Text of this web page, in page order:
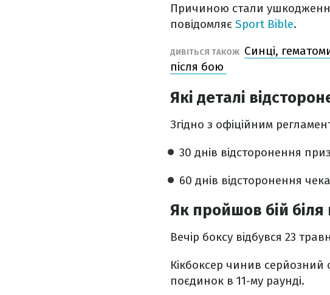
Причиною стали
повідомляє Sport Bible.
ДИВІТЬСЯ ТАКОЖ Синці,
після бою
Які деталі
Згідно з офіційним
30 днів відсторонення
60 днів відсторонення
Як пройшов бій біля
Вечір боксу відбувся 23
Кікбоксер чинив серйозний
поєдинок в 11-му раунді.